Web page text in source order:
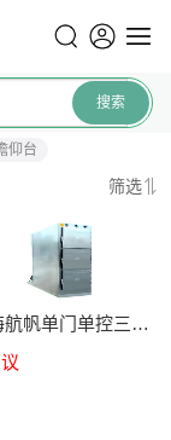
仰台
筛选
际海航帆单门单控三门太平柜